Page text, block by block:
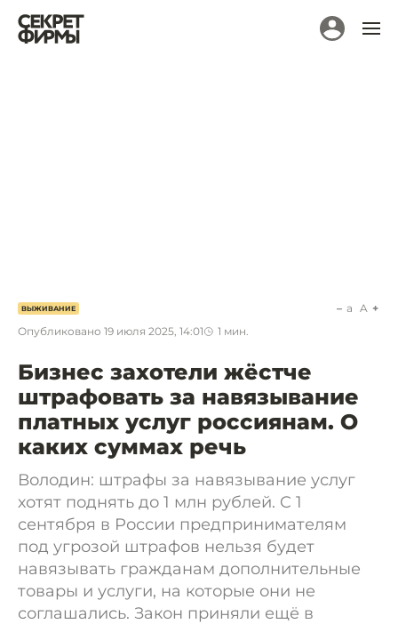
ВЫЖИВАНИЕ
Опубликовано 19 июля 2025, 14:01 1 мин.
a A
Бизнес захотели жёстче
штрафовать за навязывание
платных услуг россиянам. О
каких суммах речь
Володин: штрафы за навязывание услуг
хотят поднять до 1 млн рублей. C 1
сентября в России предпринимателям
под угрозой штрафов нельзя будет
навязывать гражданам дополнительные
товары и услуги, на которые они не
соглашались. Закон приняли ещё в